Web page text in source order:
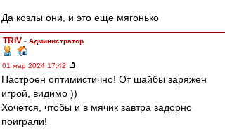
Да козлы они, и это ещё мягонько
TRIV - Администратор
01 мар 2024 17:42
Настроен оптимистично! От шайбы заряжен
игрой, видимо ))
Хочется, чтобы и в мячик завтра задорно
поиграли!